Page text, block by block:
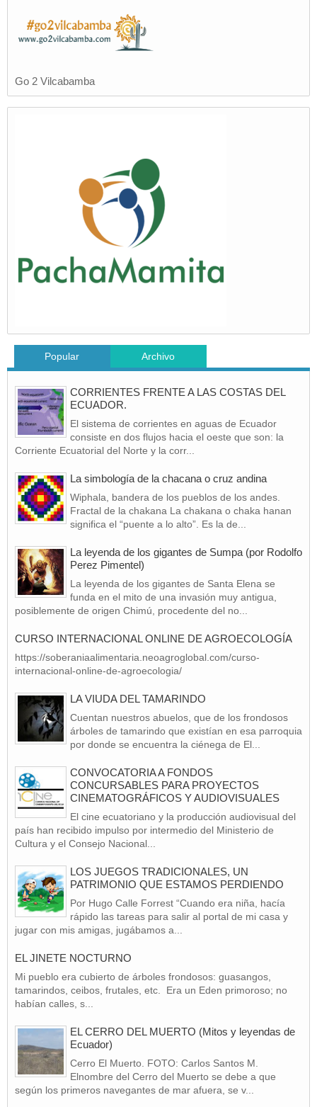
Go 2 Vilcabamba
Popular Archivo
CORRIENTES FRENTE A LAS COSTAS DEL
ECUADOR.
El sistema de corrientes en aguas de Ecuador
consiste en dos flujos hacia el oeste que son: la
Corriente Ecuatorial del Norte y la corr...
La simbología de la chacana o cruz andina
Wiphala, bandera de los pueblos de los andes.
Fractal de la chakana La chakana o chaka hanan
significa el “puente a lo alto”. Es la de...
La leyenda de los gigantes de Sumpa (por Rodolfo
Perez Pimentel)
La leyenda de los gigantes de Santa Elena se
funda en el mito de una invasión muy antigua,
posiblemente de origen Chimú, procedente del no...
CURSO INTERNACIONAL ONLINE DE AGROECOLOGÍA
https://soberaniaalimentaria.neoagroglobal.com/curso-
internacional-online-de-agroecologia/
LA VIUDA DEL TAMARINDO
Cuentan nuestros abuelos, que de los frondosos
árboles de tamarindo que existían en esa parroquia
por donde se encuentra la ciénega de El...
CONVOCATORIA A FONDOS
CONCURSABLES PARA PROYECTOS
CINEMATOGRÁFICOS Y AUDIOVISUALES
El cine ecuatoriano y la producción audiovisual del
país han recibido impulso por intermedio del Ministerio de
Cultura y el Consejo Nacional...
LOS JUEGOS TRADICIONALES, UN
PATRIMONIO QUE ESTAMOS PERDIENDO
Por Hugo Calle Forrest “Cuando era niña, hacía
rápido las tareas para salir al portal de mi casa y
jugar con mis amigas, jugábamos a...
EL JINETE NOCTURNO
Mi pueblo era cubierto de árboles frondosos: guasangos,
tamarindos, ceibos, frutales, etc. Era un Eden primoroso; no
habían calles, s...
EL CERRO DEL MUERTO (Mitos y leyendas de
Ecuador)
Cerro El Muerto. FOTO: Carlos Santos M.
Elnombre del Cerro del Muerto se debe a que
según los primeros navegantes de mar afuera, se v...